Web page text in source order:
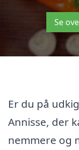
Se
Er du på
Annisse, der
nemmere og